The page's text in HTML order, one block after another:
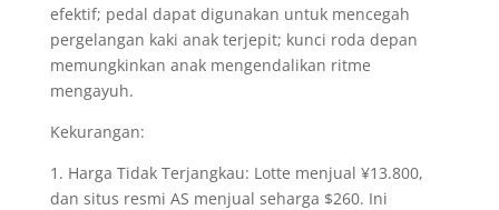
efektif; pedal dapat digunakan untuk mencegah
pergelangan kaki anak terjepit; kunci roda depan
memungkinkan anak mengendalikan ritme
mengayuh.
Kekurangan:
1. Harga Tidak Terjangkau: Lotte menjual ¥13.800,
dan situs resmi AS menjual seharga $260. Ini